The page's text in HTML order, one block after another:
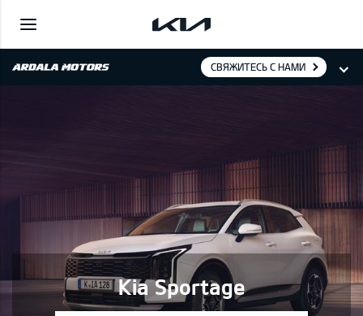
СВЯЖИТЕСЬ С НАМИ
Kia Sportage